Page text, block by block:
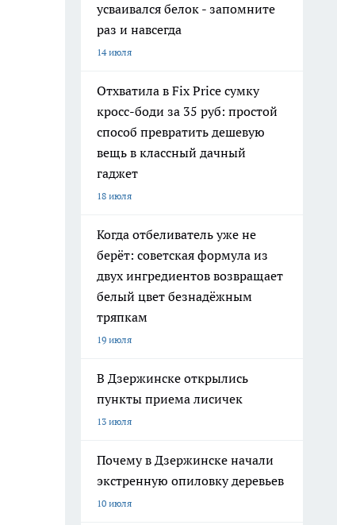
усваивался белок - запомните
раз и навсегда
14 июля
Отхватила в Fix Price сумку
кросс-боди за 35 руб: простой
способ превратить дешевую
вещь в классный дачный
гаджет
18 июля
Когда отбеливатель уже не
берёт: советская формула из
двух ингредиентов возвращает
белый цвет безнадёжным
тряпкам
19 июля
В Дзержинске открылись
пункты приема лисичек
13 июля
Почему в Дзержинске начали
экстренную опиловку деревьев
10 июля